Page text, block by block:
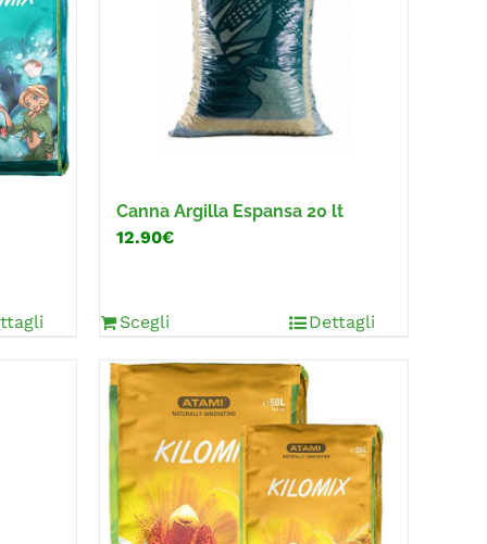
Canna Argilla Espansa 20 lt
12.90€
Scegli Dettagli